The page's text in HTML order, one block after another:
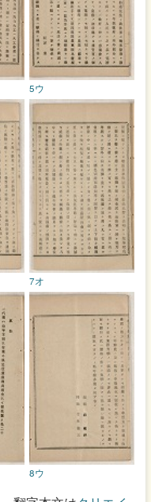
5ウ
7オ
8ウ